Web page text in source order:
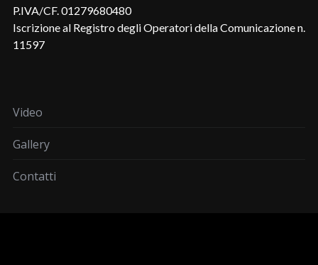
P.IVA/CF. 01279680480
Iscrizione al Registro degli Operatori della Comunicazione n.
11597
Video
Gallery
Contatti